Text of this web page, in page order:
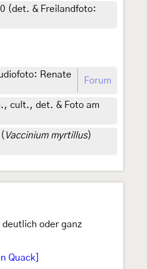
(det. & Freilandfoto:
Renate
Forum
cult., det. & Foto am
Vaccinium myrtillus)
oder ganz
Quack]